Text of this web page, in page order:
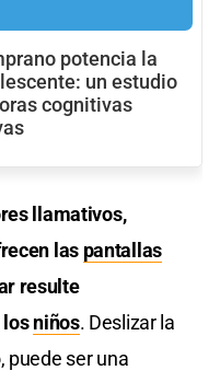
potencia la
un estudio
cognitivas
llamativos,
las pantallas
resulte
losniños. Deslizar la
puede ser una